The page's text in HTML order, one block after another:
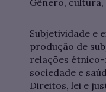
Gênero,
Subjetividade e
produção de
relações
sociedade e
Direitos, lei e